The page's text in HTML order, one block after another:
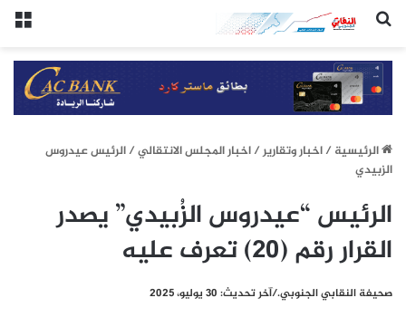
(النقابي الجنوبي:/خاص.)
الرئيسيِة/اخبار وتقارير/اخبار المجلس الانتقالي/الرئيس عيدروس
الزبيدي
الرئيس “عيدروس الزُبيدي” يصدر
القرار رقم (20) تعرف عليه
صحيفة النقابي الجنوبي./آخر تحديث: 30 يوليو، 2025